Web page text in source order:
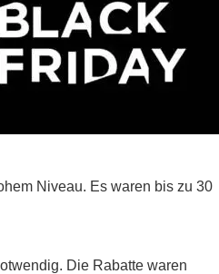
Niveau. Es waren bis zu 30
Die Rabatte waren